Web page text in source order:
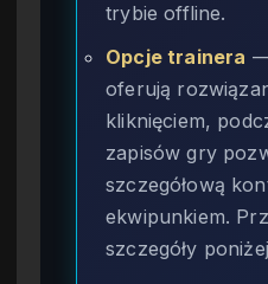
trybie offline.
Opcje trainera
oferują
kliknięciem,
zapisów gry
szczegółową
ekwipunkiem.
szczegóły